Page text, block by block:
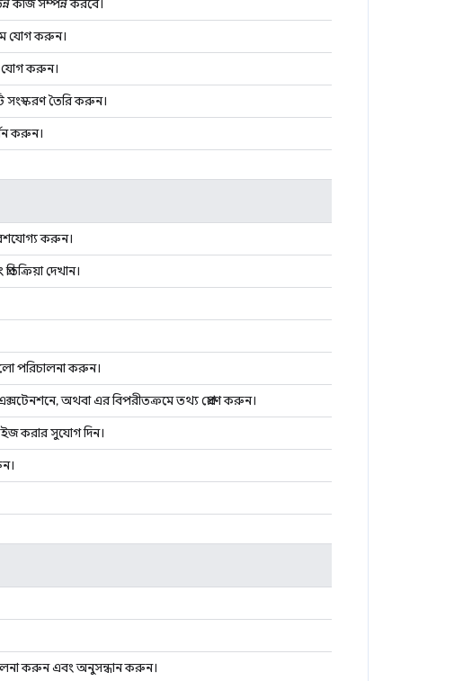
কাজ সম্পন্ন করবে।
যোগ করুন।
যোগ করুন।
সংস্করণ তৈরি করুন।
করুন।
করুন।
দেখান।
পরিচালনা করুন।
অথবা এর বিপরীতক্রমে তথ্য প্রেরণ করুন।
করার সুযোগ দিন।
করুন এবং অনুসন্ধান করুন।